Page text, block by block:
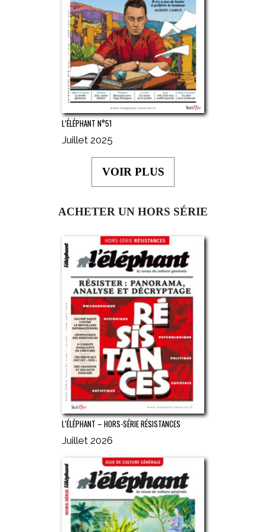
L’ÉLÉPHANT N°51
Juillet 2025
VOIR PLUS
ACHETER UN HORS SÉRIE
L’ÉLÉPHANT – HORS-SÉRIE RÉSISTANCES
Juillet 2026